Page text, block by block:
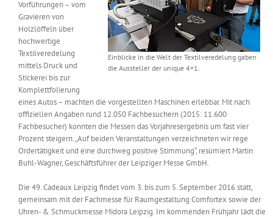
Einblicke in die Welt der Textilveredelung gaben
die Aussteller der unique 4+1.
Vorführungen – vom
Gravieren von
Holzlöffeln über
hochwertige
Textilveredelung
mittels Druck und
Stickerei bis zur
Komplettfolierung
eines Autos – machten die vorgestellten Maschinen erlebbar. Mit nach
offiziellen Angaben rund 12.050 Fachbesuchern (2015: 11.600
Fachbesucher) konnten die Messen das Vorjahresergebnis um fast vier
Prozent steigern. „Auf beiden Veranstaltungen verzeichneten wir rege
Ordertätigkeit und eine durchweg positive Stimmung“, resümiert Martin
Buhl-Wagner, Geschäftsführer der Leipziger Messe GmbH.
Die 49. Cadeaux Leipzig findet vom 3. bis zum 5. September 2016 statt,
gemeinsam mit der Fachmesse für Raumgestaltung Comfortex sowie der
Uhren- & Schmuckmesse Midora Leipzig. Im kommenden Frühjahr lädt die